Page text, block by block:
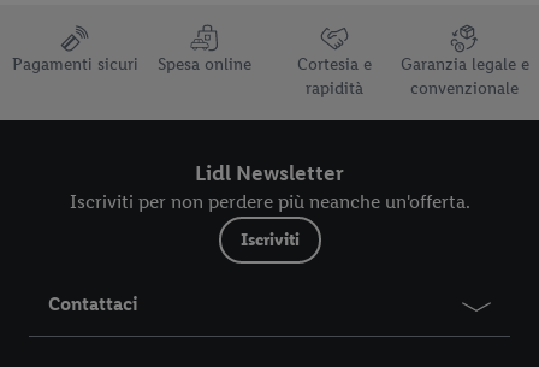
Pagamenti sicuri Spesa online
Cortesia e
rapidità
Garanzia legale e
convenzionale
Lidl Newsletter
Iscriviti per non perdere più neanche un'offerta.
Iscriviti
Contattaci